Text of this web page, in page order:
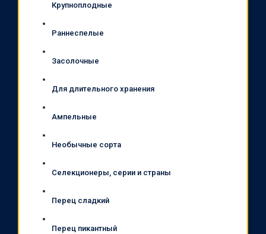
Крупноплодные
Раннеспелые
Засолочные
Для длительного хранения
Ампельные
Необычные сорта
Селекционеры, серии и страны
Перец сладкий
Перец пикантный